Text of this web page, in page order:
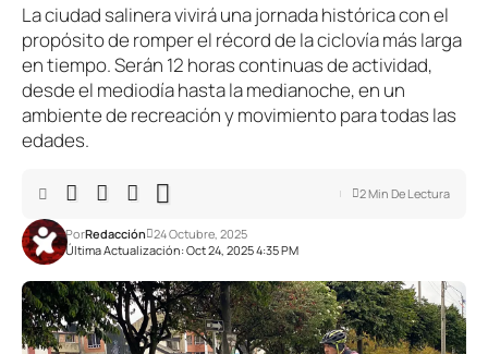
La ciudad salinera vivirá una jornada histórica con el
propósito de romper el récord de la ciclovía más larga
en tiempo. Serán 12 horas continuas de actividad,
desde el mediodía hasta la medianoche, en un
ambiente de recreación y movimiento para todas las
edades.
Última Actualización: Oct 24, 2025 4:35 PM
PorRedacción 24 Octubre, 2025
2 Min De Lectura